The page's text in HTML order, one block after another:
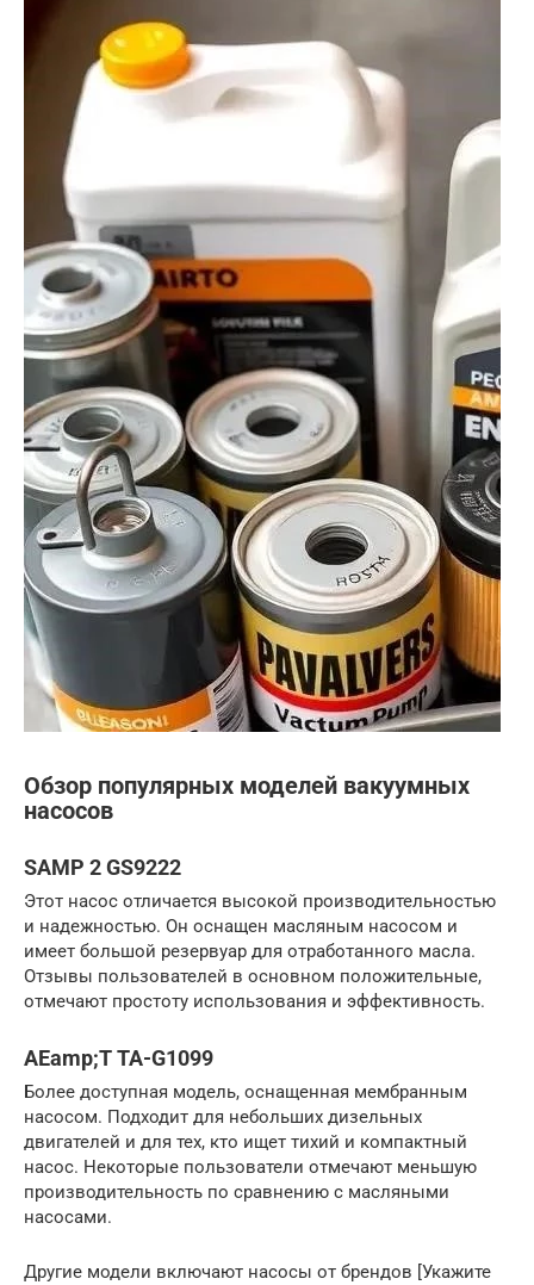
Обзор популярных моделей вакуумных
насосов
SAMP 2 GS9222
Этот насос отличается высокой производительностью
и надежностью. Он оснащен масляным насосом и
имеет большой резервуар для отработанного масла.
Отзывы пользователей в основном положительные,
отмечают простоту использования и эффективность.
AEamp;T TA-G1099
Более доступная модель, оснащенная мембранным
насосом. Подходит для небольших дизельных
двигателей и для тех, кто ищет тихий и компактный
насос. Некоторые пользователи отмечают меньшую
производительность по сравнению с масляными
насосами.
Другие модели включают насосы от брендов [Укажите